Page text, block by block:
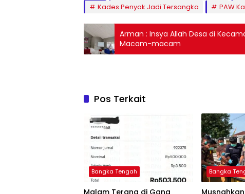
Kades Penyak Jadi Tersangka
PAW
Arman : Insya Allah Desa di
Macam-macam
Pos Terkait
Bangka Tengah
Malam Terang di Gang
Bangka